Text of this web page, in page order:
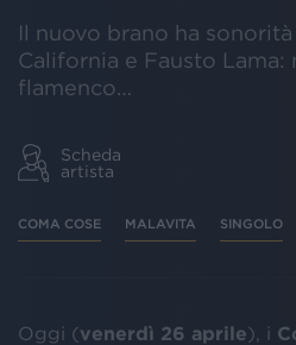
Il nuovo brano ha
California e Fausto Lama:
flamenco…
Scheda
artista
COMA COSE MALAVITA SINGOLO
Oggi (venerdì 26 aprile), i